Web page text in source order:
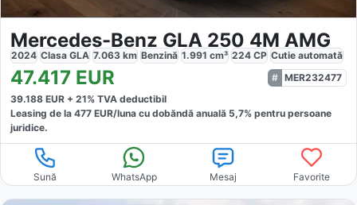
Mercedes-Benz GLA 250 4M AMG
2024 Clasa GLA 7.063 km Benzină 1.991 cm³ 224 CP Cutie automată
47.417 EUR
MER232477
39.188 EUR + 21% TVA deductibil
Leasing de la 477 EUR/luna cu dobăndă anuală 5,7% pentru persoane
juridice.
Sună WhatsApp Mesaj Favorite